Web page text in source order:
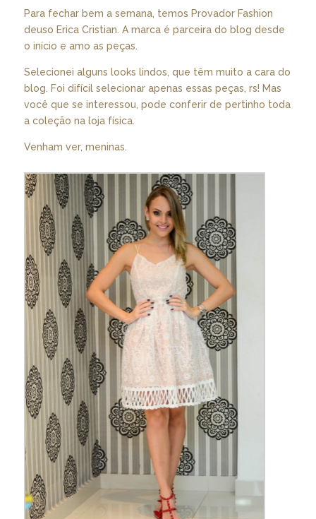
Para fechar bem a semana, temos Provador Fashion
deuso Erica Cristian. A marca é parceira do blog desde
o início e amo as peças.
Selecionei alguns looks lindos, que têm muito a cara do
blog. Foi difícil selecionar apenas essas peças, rs! Mas
você que se interessou, pode conferir de pertinho toda
a coleção na loja física.
Venham ver, meninas.